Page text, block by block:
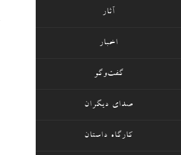
آثار
اخبار
گفت‌وگو
صدای دیگران
کارگاه داستان